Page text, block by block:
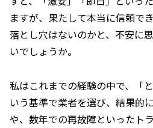
ますが、果たして本当に信頼で
落とし穴はないのかと、不安に
いでしょうか。
私はこれまでの経験の中で、「
いう基準で業者を選び、結果的
や、数年での再故障といったト